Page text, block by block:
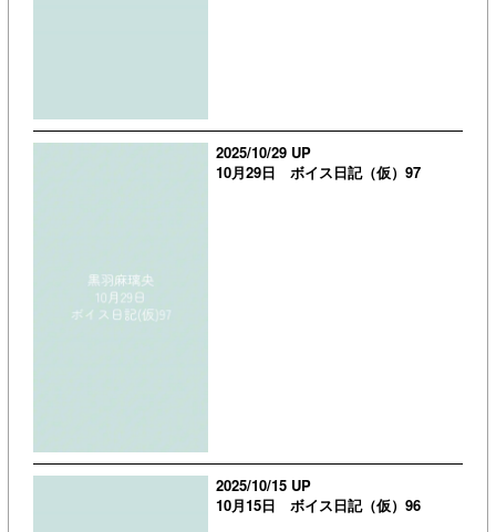
2025/10/29 UP
10月29日 ボイス日記（仮）97
2025/10/15 UP
10月15日 ボイス日記（仮）96